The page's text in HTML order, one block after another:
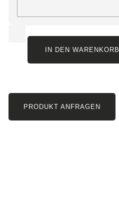
IN DEN WARENKORB
PRODUKT ANFRAGEN